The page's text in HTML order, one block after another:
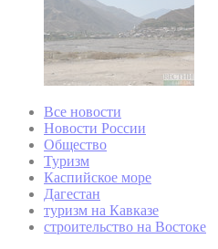
Все новости
Новости России
Общество
Туризм
Каспийское море
Дагестан
туризм на Кавказе
строительство на Востоке